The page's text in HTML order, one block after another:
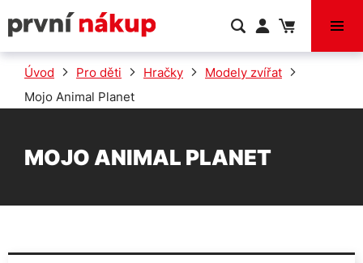
VÝPRODEJ
Úvod Pro děti Hračky
Modely zvířat
Mojo Animal Planet
MOJO ANIMAL PLANET